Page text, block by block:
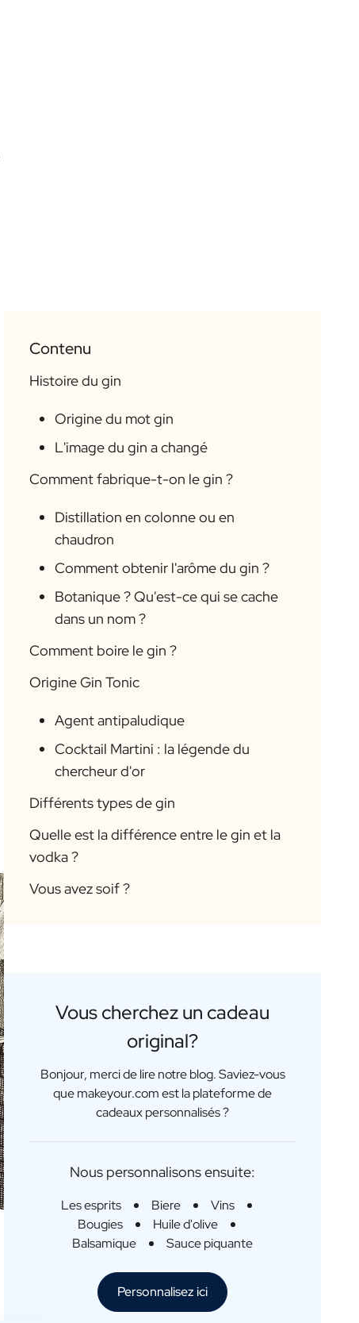
Contenu
Histoire du gin
Origine du mot gin
L'image du gin a changé
Comment fabrique-t-on le gin ?
Distillation en colonne ou en
chaudron
Comment obtenir l'arôme du gin ?
Botanique ? Qu'est-ce qui se cache
dans un nom ?
Comment boire le gin ?
Origine Gin Tonic
Agent antipaludique
Cocktail Martini : la légende du
chercheur d'or
Différents types de gin
Quelle est la différence entre le gin et la
vodka ?
Vous avez soif ?
Vous cherchez un cadeau
original?
Bonjour, merci de lire notre blog. Saviez-vous
que makeyour.com est la plateforme de
cadeaux personnalisés ?
Nous personnalisons ensuite:
Les esprits Biere
Vins
Bougies
Huile d'olive
Balsamique
Sauce piquante
Personnalisez ici